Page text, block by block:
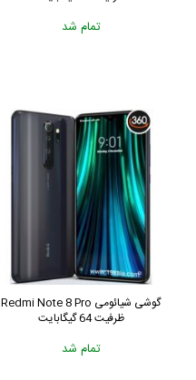
تمام شد
گوشی شیائومی Redmi Note 8 Pro
ظرفیت 64 گیگابایت
تمام شد